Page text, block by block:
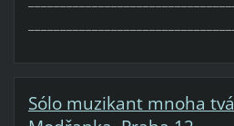
Sólo muzikant mnoha